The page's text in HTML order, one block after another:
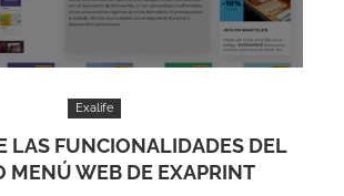
Exalife
LAS FUNCIONALIDADES DEL
MENÚ WEB DE EXAPRINT